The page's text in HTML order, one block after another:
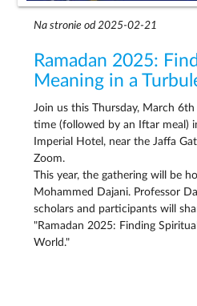
Na stronie od 2025-02-21
Ramadan 2025:
Meaning in a
Join us this Thursday, March
time (followed by an Iftar meal)
Imperial Hotel, near the Jaffa
Zoom.
This year, the gathering will be
Mohammed Dajani. Professor
scholars and participants will
"Ramadan 2025: Finding
World."